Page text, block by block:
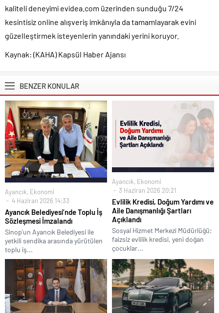
kaliteli deneyimi evidea.com üzerinden sunduğu 7/24
kesintisiz online alışveriş imkânıyla da tamamlayarak evini
güzelleştirmek isteyenlerin yanındaki yerini koruyor.
Kaynak: (KAHA) Kapsül Haber Ajansı
BENZER KONULAR
Ayancık, Ekonomi
4 Haziran 2026 14:33
Ayancık Belediyesi’nde Toplu İş
Sözleşmesi İmzalandı
Sinop'un Ayancık Belediyesi ile
yetkili sendika arasında yürütülen
toplu iş...
Ayancık, Ekonomi
3 Haziran 2026 20:21
Evlilik Kredisi, Doğum Yardımı ve
Aile Danışmanlığı Şartları
Açıklandı
Sosyal Hizmet Merkezi Müdürlüğü;
faizsiz evlilik kredisi, yeni doğan
çocuklar...